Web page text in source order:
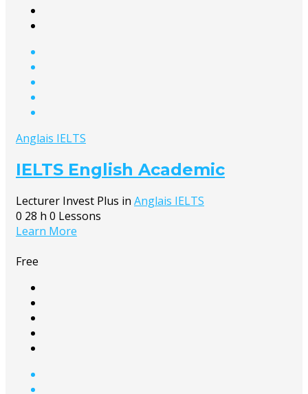
Anglais IELTS
IELTS English Academic
Lecturer Invest Plus in Anglais IELTS
0 28 h 0 Lessons
Learn More
Free